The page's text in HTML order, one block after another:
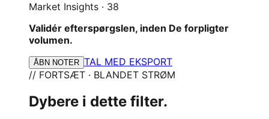
Market Insights · 38
Validér efterspørgslen, inden De forpligter
volumen.
ÅBN NOTER TAL MED EKSPORT
// FORTSÆT · BLANDET STRØM
Dybere i dette filter.